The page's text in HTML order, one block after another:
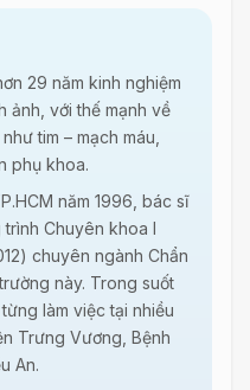
29 năm kinh nghiệm
ảnh, với thế mạnh về
tim – mạch máu,
phụ khoa.
năm 1996, bác sĩ
Chuyên khoa I
chuyên ngành Chẩn
này. Trong suốt
làm việc tại nhiều
Trưng Vương, Bệnh
An.